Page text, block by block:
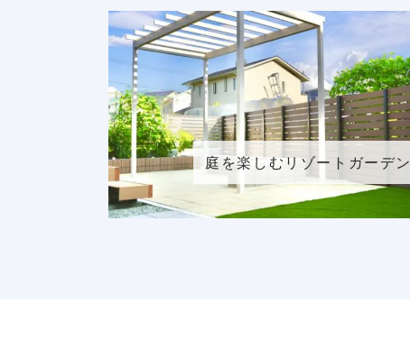
庭を楽しむリゾートガーデン